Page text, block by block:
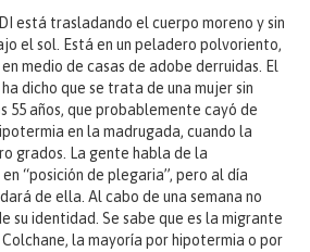
está trasladando el cuerpo moreno y sin
el sol. Está en un peladero polvoriento,
medio de casas de adobe derruidas. El
dicho que se trata de una mujer sin
55 años, que probablemente cayó de
en la madrugada, cuando la
grados. La gente habla de la
“posición de plegaria”, pero al día
de ella. Al cabo de una semana no
su identidad. Se sabe que es la migrante
la mayoría por hipotermia o por